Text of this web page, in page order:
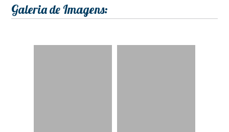
Galeria de Imagens: